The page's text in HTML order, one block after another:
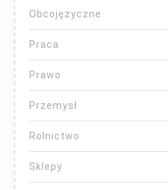
Obcojęzyczne
Praca
Prawo
Przemysł
Rolnictwo
Sklepy